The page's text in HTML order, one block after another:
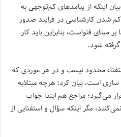
اینکه از پیامدهای کم‌توجهی به
شدن کارشناسی در فرایند صدور
فتواست، بنابراین باید کار
شود.
محدود نیست و در هر موردی که
است، بیان کرد: هرچه مبتلابه
می‌گیرد؛ مراجع هم ابتدا جواب
مگر اینکه سؤال و استفتایی از